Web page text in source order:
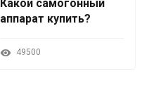
Какой самогонный
аппарат купить?
49500